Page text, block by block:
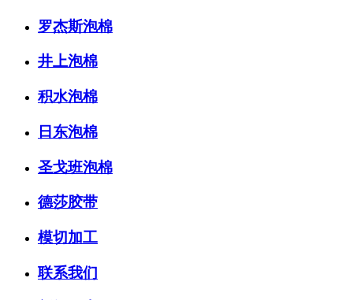
罗杰斯泡棉
井上泡棉
积水泡棉
日东泡棉
圣戈班泡棉
德莎胶带
模切加工
联系我们